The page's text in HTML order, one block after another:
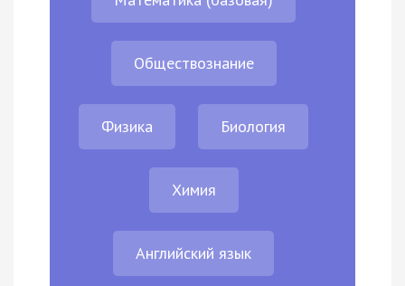
Обществознание
Физика Биология
Химия
Английский язык